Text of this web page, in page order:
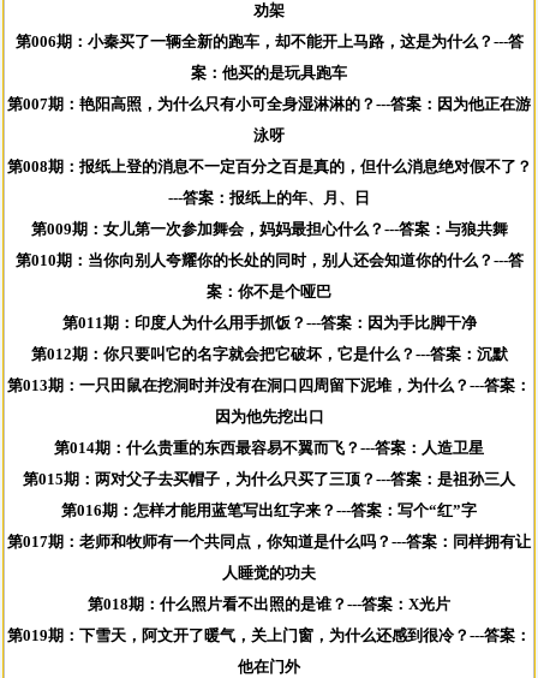
劝架
第006期：小秦买了一辆全新的跑车，却不能开上马路，这是为什么？---答
案：他买的是玩具跑车
第007期：艳阳高照，为什么只有小可全身湿淋淋的？---答案：因为他正在游
泳呀
第008期：报纸上登的消息不一定百分之百是真的，但什么消息绝对假不了？
---答案：报纸上的年、月、日
第009期：女儿第一次参加舞会，妈妈最担心什么？---答案：与狼共舞
第010期：当你向别人夸耀你的长处的同时，别人还会知道你的什么？---答
案：你不是个哑巴
第011期：印度人为什么用手抓饭？---答案：因为手比脚干净
第012期：你只要叫它的名字就会把它破坏，它是什么？---答案：沉默
第013期：一只田鼠在挖洞时并没有在洞口四周留下泥堆，为什么？---答案：
因为他先挖出口
第014期：什么贵重的东西最容易不翼而飞？---答案：人造卫星
第015期：两对父子去买帽子，为什么只买了三顶？---答案：是祖孙三人
第016期：怎样才能用蓝笔写出红字来？---答案：写个“红”字
第017期：老师和牧师有一个共同点，你知道是什么吗？---答案：同样拥有让
人睡觉的功夫
第018期：什么照片看不出照的是谁？---答案：X光片
第019期：下雪天，阿文开了暖气，关上门窗，为什么还感到很冷？---答案：
他在门外